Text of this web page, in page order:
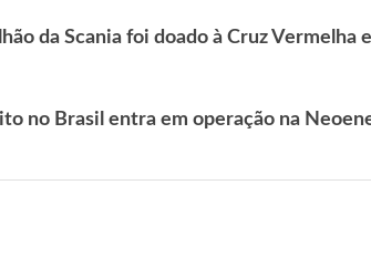
da Scania foi doado à Cruz Vermelha
no Brasil entra em operação na